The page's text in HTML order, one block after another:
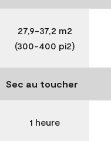
27,9-37,2 m2
(300-400 pi2)
Sec au toucher
1 heure